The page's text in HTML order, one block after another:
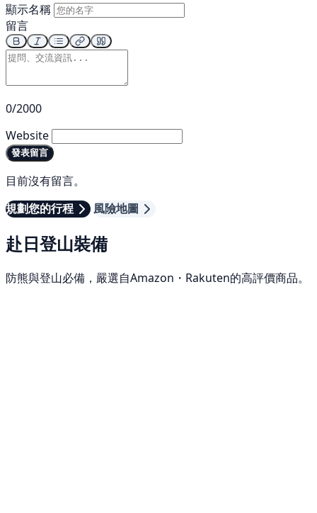
顯示名稱
留言
0/2000
Website
發表留言
目前沒有留言。
規劃您的行程
風險地圖
赴日登山裝備
防熊與登山必備，嚴選自Amazon・Rakuten的高評價商品。